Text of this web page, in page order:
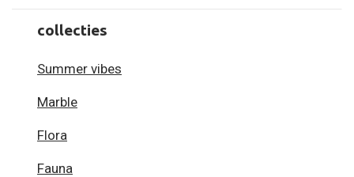
collecties
Summer vibes
Marble
Flora
Fauna